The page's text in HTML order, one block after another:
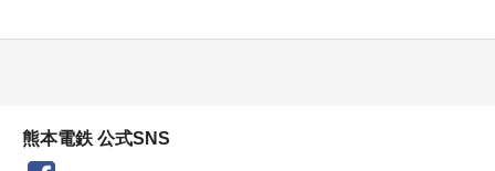
熊本電鉄 公式SNS